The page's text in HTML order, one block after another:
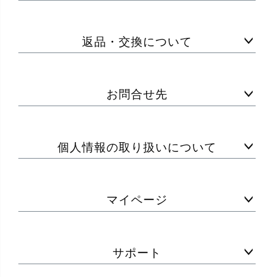
返品・交換について
お問合せ先
個人情報の取り扱いについて
マイページ
サポート